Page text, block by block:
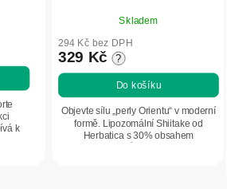
k
produktu
je
5,0
z
5
hvězdiček.
Skladem
294 Kč bez DPH
329 Kč ?
Do košíku
Objevte sílu „perly Orientu“ v moderní
formě. Lipozomální Shiitake od
Herbatica s 30% obsahem